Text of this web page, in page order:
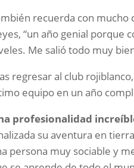
recuerda con mucho
“un año genial porque
Me salió todo muy
regresar al club
equipo en un año
profesionalidad
su aventura en
persona muy sociable y